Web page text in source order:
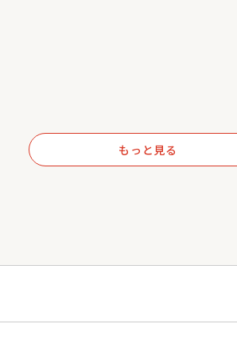
もっと見る